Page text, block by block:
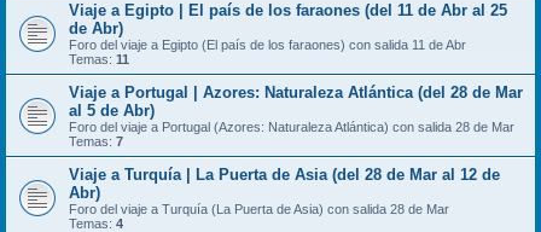
Viaje a Egipto | El país de los faraones (del 11 de Abr al 25
de Abr)
Foro del viaje a Egipto (El país de los faraones) con salida 11 de Abr
Temas: 11
Viaje a Portugal | Azores: Naturaleza Atlántica (del 28 de Mar
al 5 de Abr)
Foro del viaje a Portugal (Azores: Naturaleza Atlántica) con salida 28 de Mar
Temas: 7
Viaje a Turquía | La Puerta de Asia (del 28 de Mar al 12 de
Abr)
Foro del viaje a Turquía (La Puerta de Asia) con salida 28 de Mar
Temas: 4